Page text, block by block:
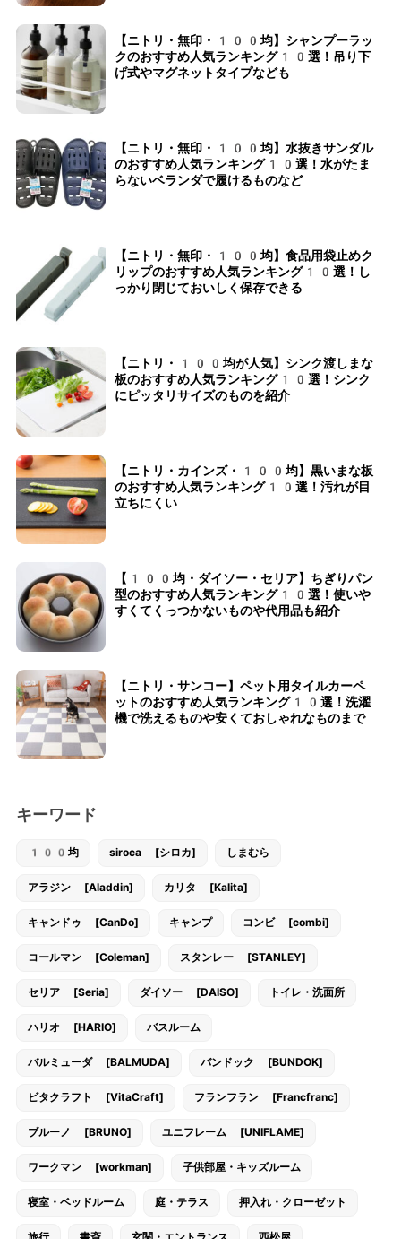
【ニトリ・無印・100均】シャンプーラッ
クのおすすめ人気ランキング10選！吊り下
げ式やマグネットタイプなども
【ニトリ・無印・100均】水抜きサンダル
のおすすめ人気ランキング10選！水がたま
らないベランダで履けるものなど
【ニトリ・無印・100均】食品用袋止めク
リップのおすすめ人気ランキング10選！し
っかり閉じておいしく保存できる
【ニトリ・100均が人気】シンク渡しまな
板のおすすめ人気ランキング10選！シンク
にピッタリサイズのものを紹介
【ニトリ・カインズ・100均】黒いまな板
のおすすめ人気ランキング10選！汚れが目
立ちにくい
【100均・ダイソー・セリア】ちぎりパン
型のおすすめ人気ランキング10選！使いや
すくてくっつかないものや代用品も紹介
【ニトリ・サンコー】ペット用タイルカーペ
ットのおすすめ人気ランキング10選！洗濯
機で洗えるものや安くておしゃれなものまで
キーワード
100均 siroca [シロカ] しまむら
アラジン [Aladdin] カリタ [Kalita]
キャンドゥ [CanDo] キャンプ コンビ [combi]
コールマン [Coleman] スタンレー [STANLEY]
セリア [Seria] ダイソー [DAISO] トイレ・洗面所
ハリオ [HARIO] バスルーム
バルミューダ [BALMUDA] バンドック [BUNDOK]
ビタクラフト [VitaCraft] フランフラン [Francfranc]
ブルーノ [BRUNO] ユニフレーム [UNIFLAME]
ワークマン [workman] 子供部屋・キッズルーム
寝室・ベッドルーム 庭・テラス 押入れ・クローゼット